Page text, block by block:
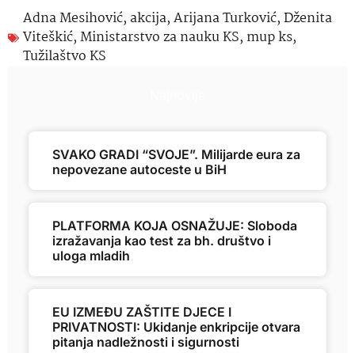
Adna Mesihović, akcija,Arijana Turković,Dženita
Viteškić,Ministarstvo za nauku KS, mup ks,
Tužilaštvo KS
SVAKO GRADI “SVOJE”. Milijarde eura za
nepovezane autoceste u BiH
PLATFORMA KOJA OSNAŽUJE: Sloboda
izražavanja kao test za bh. društvo i
uloga mladih
EU IZMEĐU ZAŠTITE DJECE I
PRIVATNOSTI: Ukidanje enkripcije otvara
pitanja nadležnosti i sigurnosti